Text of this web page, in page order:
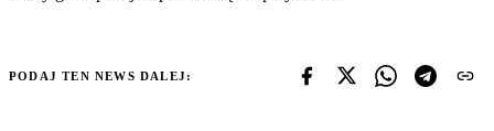
PODAJ TEN NEWS DALEJ: